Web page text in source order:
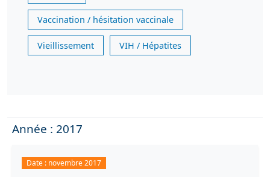
Vaccination / hésitation vaccinale
Vieillissement VIH / Hépatites
Année : 2017
Date : novembre 2017